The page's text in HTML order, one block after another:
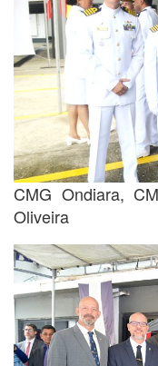
CMG Ondiara,
Oliveira